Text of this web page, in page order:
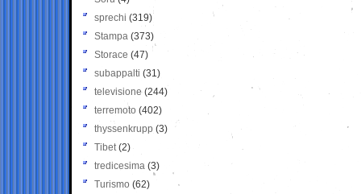
sprechi (319)
Stampa (373)
Storace (47)
subappalti (31)
televisione(244)
terremoto (402)
thyssenkrupp (3)
Tibet(2)
tredicesima (3)
Turismo (62)